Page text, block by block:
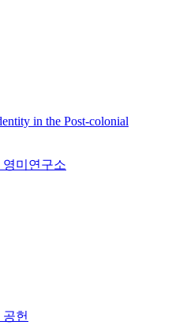
in the Post-colonial
미연구소
헌